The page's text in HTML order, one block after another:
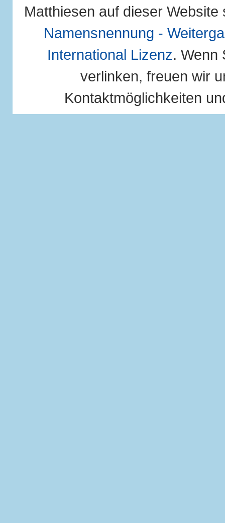
Matthiesen auf dieser
Namensnennung -
International Lizenz. Wenn
verlinken, freuen wir
Kontaktmöglichkeiten